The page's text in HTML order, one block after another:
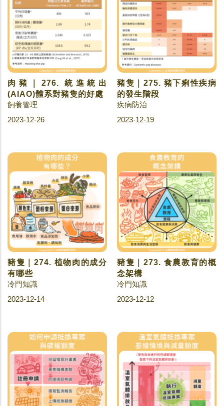
肉豬｜276. 統進統出
(AIAO)體系對豬隻的好處
飼養管理
2023-12-26
豬隻｜275. 豬下痢性疾病
的發生階段
疾病防治
2023-12-19
豬隻｜274. 植物肉的成分
有哪些
冷門知識
2023-12-14
豬隻｜273. 食農教育的概
念架構
冷門知識
2023-12-12